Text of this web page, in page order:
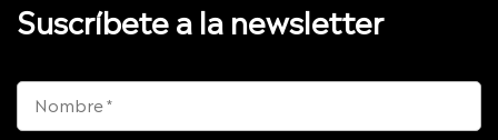
Suscríbete a la newsletter